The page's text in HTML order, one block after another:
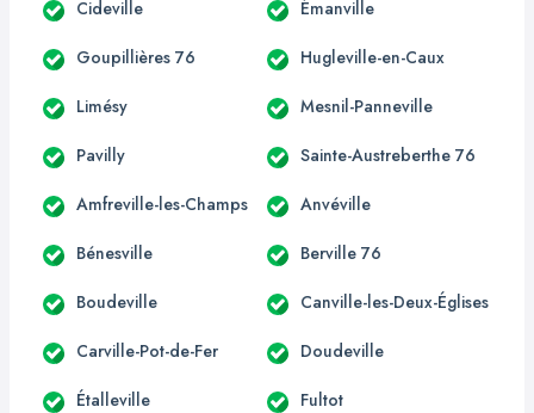
Cideville Émanville
Goupillières 76 Hugleville-en-Caux
Limésy Mesnil-Panneville
Pavilly Sainte-Austreberthe 76
Amfreville-les-Champs Anvéville
Bénesville Berville 76
Boudeville Canville-les-Deux-Églises
Carville-Pot-de-Fer Doudeville
Étalleville Fultot